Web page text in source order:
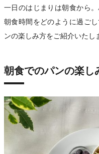
一日のはじまりは朝食から
朝食時間をどのように過ご
ンの楽しみ方をご紹介いたし
朝食でのパンの楽